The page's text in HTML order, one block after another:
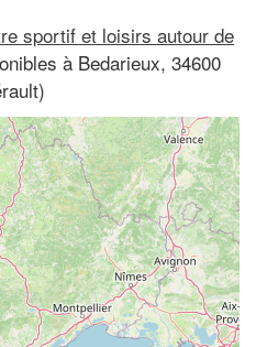
sportif et loisirs autour de
à Bedarieux, 34600